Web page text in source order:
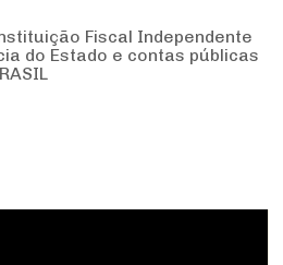
Fiscal Independente
do Estado e contas públicas